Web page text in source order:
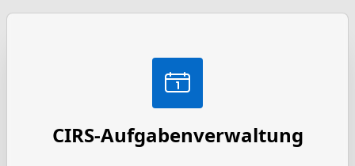
CIRS-Aufgabenverwaltung